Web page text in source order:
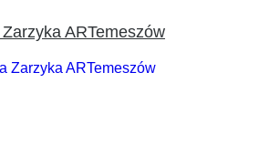
ARTemeszów